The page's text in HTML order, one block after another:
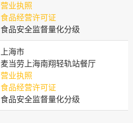
营业执照
食品经营许可证
食品安全监督量化分级
上海市
麦当劳上海南翔轻轨站餐厅
营业执照
食品经营许可证
食品安全监督量化分级